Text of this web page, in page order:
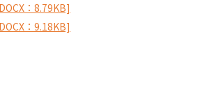
：8.79KB]
：9.18KB]